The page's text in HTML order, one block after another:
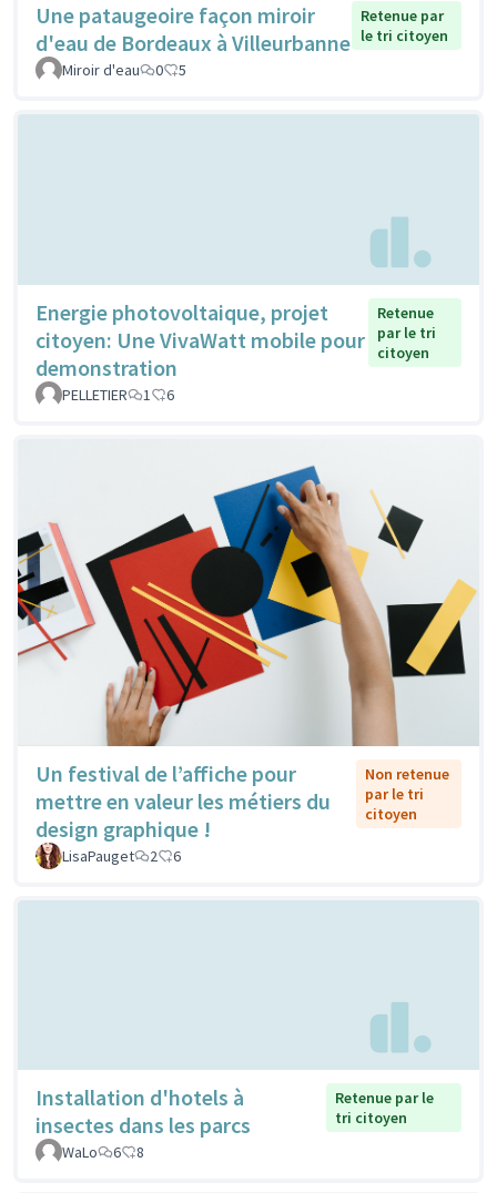
Une pataugeoire façon miroir
d'eau de Bordeaux à Villeurbanne
Retenue par
le tri citoyen
Miroir d'eau
0 5
Energie photovoltaique, projet
citoyen: Une VivaWatt mobile pour
demonstration
Retenue
par le tri
citoyen
PELLETIER 1 6
Un festival de l’affiche pour
mettre en valeur les métiers du
design graphique !
Non retenue
par le tri
citoyen
LisaPauget 2 6
Installation d'hotels à
insectes dans les parcs
Retenue par le
tri citoyen
WaLo
6 8